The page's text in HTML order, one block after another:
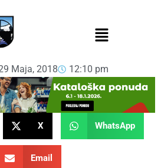
Maja, 2018 12:10 pm
X WhatsApp
Email